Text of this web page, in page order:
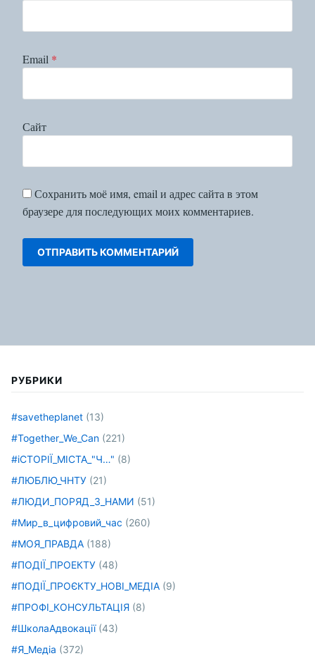
Email *
Сайт
Сохранить моё имя, email и адрес сайта в этом
браузере для последующих моих комментариев.
РУБРИКИ
#savetheplanet (13)
#Together_We_Can (221)
#іСТОРІЇ_МІСТА_"Ч…" (8)
#ЛЮБЛЮ_ЧНТУ (21)
#ЛЮДИ_ПОРЯД_З_НАМИ (51)
#Мир_в_цифровий_час (260)
#МОЯ_ПРАВДА (188)
#ПОДІЇ_ПРОЕКТУ (48)
#ПОДІЇ_ПРОЄКТУ_НОВІ_МЕДІА (9)
#ПРОФІ_КОНСУЛЬТАЦІЯ (8)
#ШколаАдвокації(43)
#Я_Медіа (372)